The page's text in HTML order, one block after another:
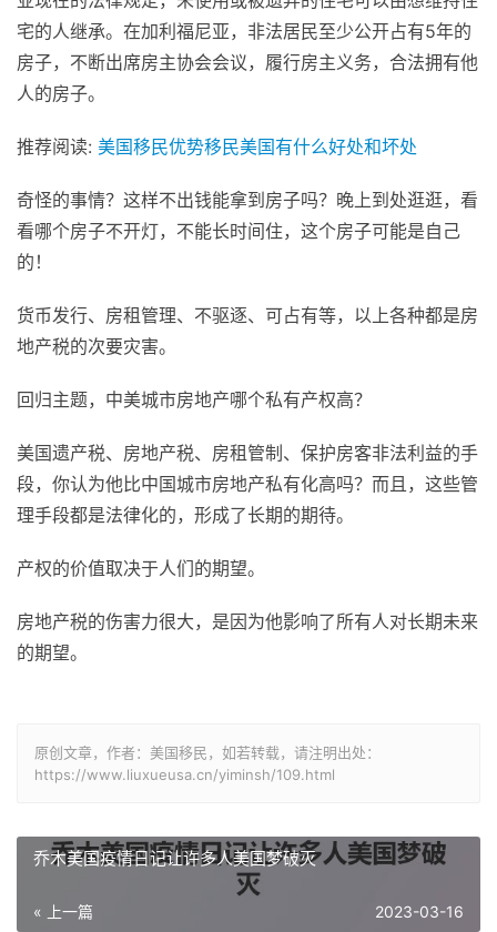
宅的人继承。在加利福尼亚，非法居民至少公开占有5年的
房子，不断出席房主协会会议，履行房主义务，合法拥有他
人的房子。
推荐阅读: 美国移民优势移民美国有什么好处和坏处
奇怪的事情？这样不出钱能拿到房子吗？晚上到处逛逛，看
看哪个房子不开灯，不能长时间住，这个房子可能是自己
的！
货币发行、房租管理、不驱逐、可占有等，以上各种都是房
地产税的次要灾害。
回归主题，中美城市房地产哪个私有产权高？
美国遗产税、房地产税、房租管制、保护房客非法利益的手
段，你认为他比中国城市房地产私有化高吗？而且，这些管
理手段都是法律化的，形成了长期的期待。
产权的价值取决于人们的期望。
房地产税的伤害力很大，是因为他影响了所有人对长期未来
的期望。
原创文章，作者：美国移民，如若转载，请注明出处：
https://www.liuxueusa.cn/yiminsh/109.html
乔木美国疫情日记让许多人美国梦破灭
« 上一篇 2023-03-16